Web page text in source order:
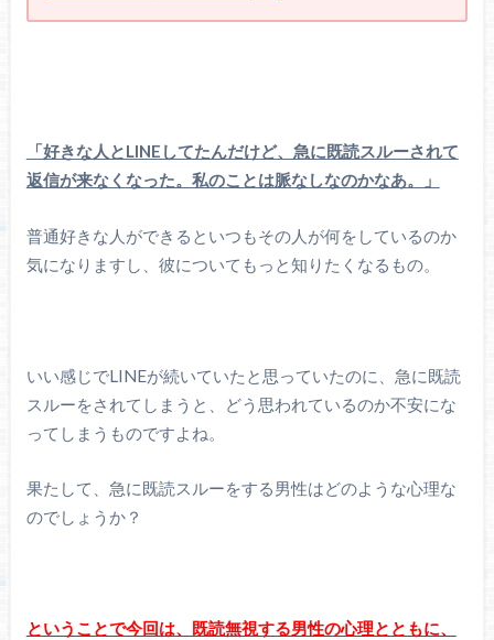
「好きな人とLINEしてたんだけど、急に既読スルーされて
返信が来なくなった。私のことは脈なしなのかなあ。」
普通好きな人ができるといつもその人が何をしているのか
気になりますし、彼についてもっと知りたくなるもの。
いい感じでLINEが続いていたと思っていたのに、急に既読
スルーをされてしまうと、どう思われているのか不安にな
ってしまうものですよね。
果たして、急に既読スルーをする男性はどのような心理な
のでしょうか？
ということで今回は、既読無視する男性の心理とともに、